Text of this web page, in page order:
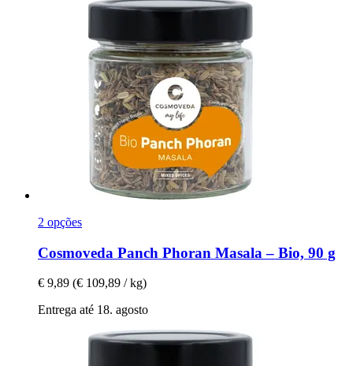
2 opções
Cosmoveda Panch Phoran Masala – Bio, 90 g
€ 9,89 (€ 109,89 / kg)
Entrega até 18. agosto